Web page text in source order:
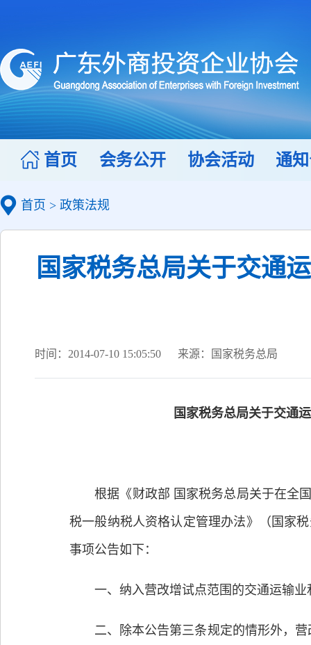
首页 会务公开 协会活动 通
首页 > 政策法规
国家税务总局关于交通
时间：2014-07-10 15:05:50 来源：国家税务总局
国家税务总局关于交通
根据《财政部 国家税务总局关于在全国
税一般纳税人资格认定管理办法》（国家
事项公告如下：
一、纳入营改增试点范围的交通运输业
二、除本公告第三条规定的情形外，营